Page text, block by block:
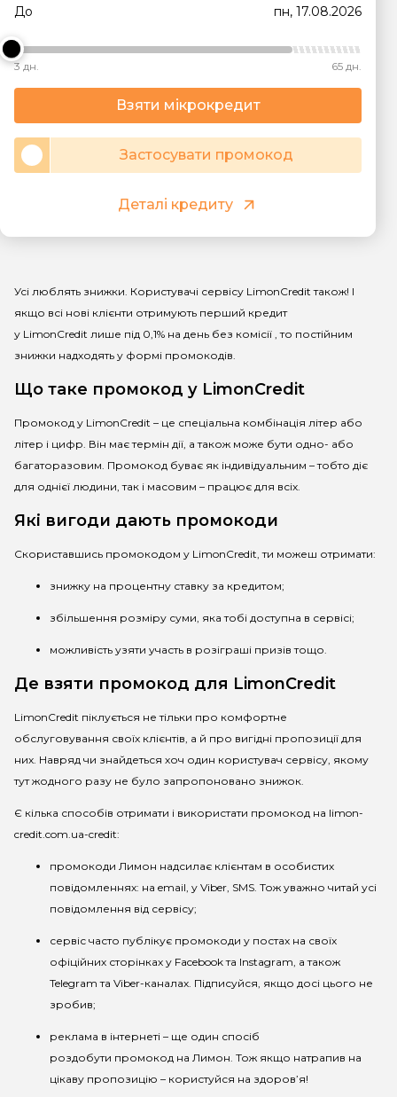
До пн, 17.08.2026
3 дн. 65 дн.
Взяти мікрокредит
Застосувати промокод
Деталі кредиту
Усі люблять знижки. Користувачі сервісу LimonCredit також! І
якщо всі нові клієнти отримують перший кредит
у LimonCredit лише під 0,1% на день без комісії , то постійним
знижки надходять у формі промокодів.
Що таке промокод у LimonCredit
Промокод у LimonCredit – це спеціальна комбінація літер або
літер і цифр. Він має термін дії, а також може бути одно- або
багаторазовим. Промокод буває як індивідуальним – тобто діє
для однієї людини, так і масовим – працює для всіх.
Які вигоди дають промокоди
Скориставшись промокодом у LimonCredit, ти можеш отримати:
знижку на процентну ставку за кредитом;
збільшення розміру суми, яка тобі доступна в сервісі;
можливість узяти участь в розіграші призів тощо.
Де взяти промокод для LimonCredit
LimonCredit піклується не тільки про комфортне
обслуговування своїх клієнтів, а й про вигідні пропозиції для
них. Навряд чи знайдеться хоч один користувач сервісу, якому
тут жодного разу не було запропоновано знижок.
Є кілька способів отримати і використати промокод на limon-
credit.com.ua-credit:
промокоди Лимон надсилає клієнтам в особистих
повідомленнях: на email, у Viber, SMS. Тож уважно читай усі
повідомлення від сервісу;
сервіс часто публікує промокоди у постах на своїх
офіційних сторінках у Facebook та Instagram, а також
Telegram та Viber-каналах. Підписуйся, якщо досі цього не
зробив;
реклама в інтернеті – ще один спосіб
роздобути промокод на Лимон. Тож якщо натрапив на
цікаву пропозицію – користуйся на здоров’я!